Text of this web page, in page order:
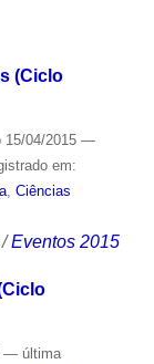
(Ciclo
15/04/2015 —
em:
, Ciências
/Eventos 2015
— última